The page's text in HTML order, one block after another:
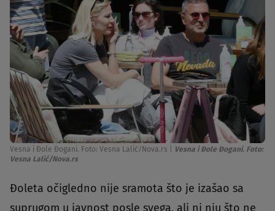
Vesna i Đole Đogani. Foto: Vesna Lalić/Nova.rs
Vesna i Đole Đogani. Foto:
Vesna Lalić/Nova.rs
Đoleta očigledno nije sramota što je izašao sa
suprugom u javnost posle svega, ali ni nju što ne